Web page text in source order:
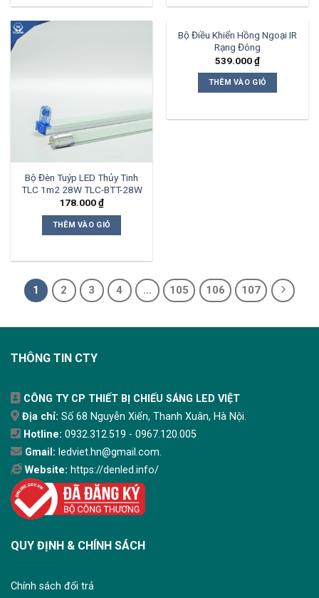
Bộ Đèn Tuýp LED Thủy Tinh
TLC 1m2 28W TLC-BTT-28W
178.000₫
THÊM VÀO GIỎ
Bộ Điều Khiển Hồng Ngoại IR
Rạng Đông
539.000₫
THÊM VÀO GIỎ
1 2 3 4 … 105 106 107
THÔNG TIN CTY
CÔNG TY CP THIẾT BỊ CHIẾU SÁNG LED VIỆT
Địa chỉ: Số 68 Nguyễn Xiển, Thanh Xuân, Hà Nội.
Hotline: 0932.312.519 - 0967.120.005
Gmail: ledviet.hn@gmail.com.
Website: https://denled.info/
QUY ĐỊNH & CHÍNH SÁCH
Chính sách đổi trả